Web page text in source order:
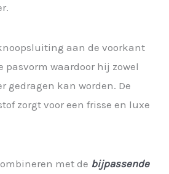
aan de voorkant
pasvorm waardoor hij zowel
gedragen kan worden. De
zorgt voor een frisse en luxe
met de bijpassende